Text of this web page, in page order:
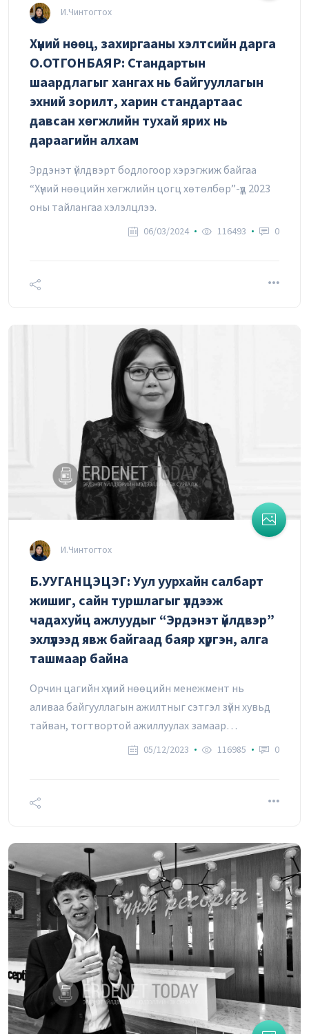
И.Чинтогтох
Хүний нөөц, захиргааны хэлтсийн дарга
О.ОТГОНБАЯР: Стандартын
шаардлагыг хангах нь байгууллагын
эхний зорилт, харин стандартаас
давсан хөгжлийн тухай ярих нь
дараагийн алхам
Эрдэнэт үйлдвэрт бодлогоор хэрэгжиж байгаа
“Хүний нөөцийн хөгжлийн цогц хөтөлбөр”-үүд 2023
оны тайлангаа хэлэлцлээ.
06/03/2024 116493 0
И.Чинтогтох
Б.УУГАНЦЭЦЭГ: Уул уурхайн салбарт
жишиг, сайн туршлагыг үлдээж
чадахуйц ажлуудыг “Эрдэнэт үйлдвэр”
эхлүүлээд явж байгаад баяр хүргэн, алга
ташмаар байна
Орчин цагийн хүний нөөцийн менежмент нь
аливаа байгууллагын ажилтныг сэтгэл зүйн хувьд
тайван, тогтвортой ажиллуулах замаар
бүтээмжийг дээшлүүлэхэд чиглэж байгааг зочны
05/12/2023 116985 0